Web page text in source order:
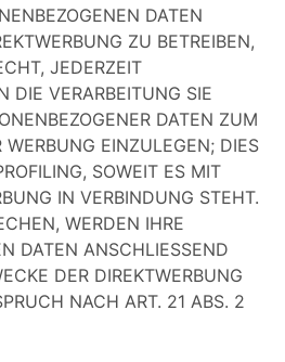
DATEN
ZU BETREIBEN,
JEDERZEIT
DIE VERARBEITUNG SIE
DATEN ZUM
WERBUNG EINZULEGEN; DIES
SOWEIT ES MIT
IN VERBINDUNG STEHT.
WERDEN IHRE
DATEN ANSCHLIESSEND
DER DIREKTWERBUNG
NACH ART. 21 ABS. 2